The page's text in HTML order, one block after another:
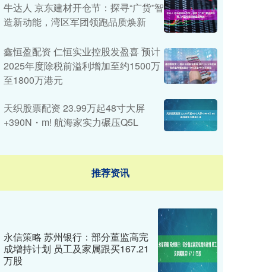
牛达人 京东建材开仓节：探寻“广货”智
造新动能，湾区军团领跑品质焕新
鑫恒盈配资 仁恒实业控股发盈喜 预计
2025年度除税前溢利增加至约1500万
至1800万港元
天织股票配资 23.99万起48寸大屏
+390N・m! 航海家实力碾压Q5L
推荐资讯
永信策略 苏州银行：部分董监高完
成增持计划 员工及家属跟买167.21
万股